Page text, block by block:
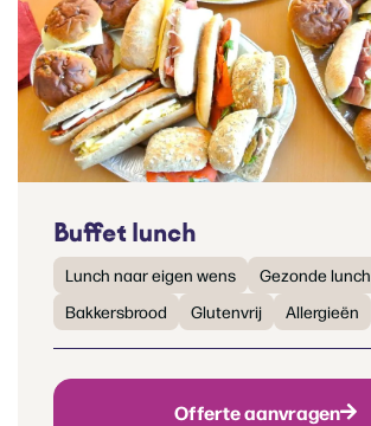
Buffet lunch
Lunch naar eigen wens Gezonde lunch
Bakkersbrood
Glutenvrij Allergieën
Offerte aanvragen